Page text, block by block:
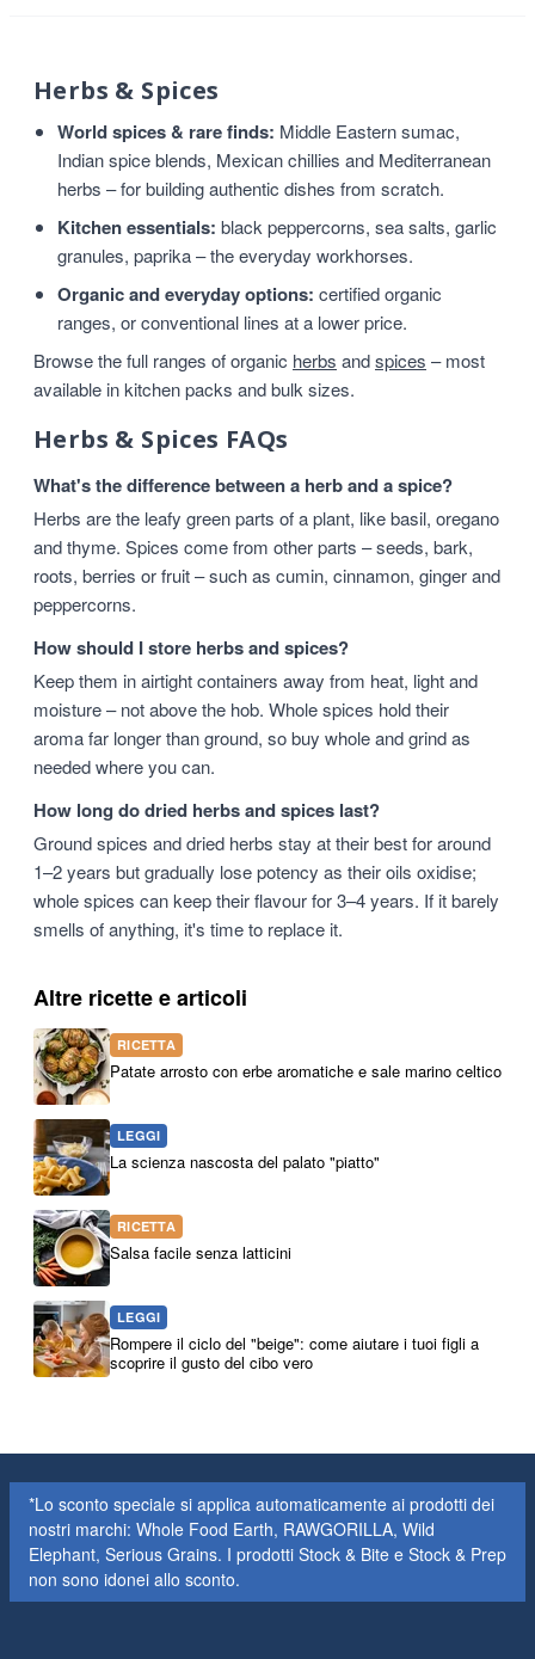
Herbs & Spices
World spices & rare finds: Middle Eastern sumac,
Indian spice blends, Mexican chillies and Mediterranean
herbs – for building authentic dishes from scratch.
Kitchen essentials: black peppercorns, sea salts, garlic
granules, paprika – the everyday workhorses.
Organic and everyday options: certified organic
ranges, or conventional lines at a lower price.
Browse the full ranges of organic herbs andspices – most
available in kitchen packs and bulk sizes.
Herbs & Spices FAQs
What's the difference between a herb and a spice?
Herbs are the leafy green parts of a plant, like basil, oregano
and thyme. Spices come from other parts – seeds, bark,
roots, berries or fruit – such as cumin, cinnamon, ginger and
peppercorns.
How should I store herbs and spices?
Keep them in airtight containers away from heat, light and
moisture – not above the hob. Whole spices hold their
aroma far longer than ground, so buy whole and grind as
needed where you can.
How long do dried herbs and spices last?
Ground spices and dried herbs stay at their best for around
1–2 years but gradually lose potency as their oils oxidise;
whole spices can keep their flavour for 3–4 years. If it barely
smells of anything, it's time to replace it.
Altre ricette e articoli
RICETTA
Patate arrosto con erbe aromatiche e sale marino celtico
LEGGI
La scienza nascosta del palato "piatto"
RICETTA
Salsa facile senza latticini
LEGGI
Rompere il ciclo del "beige": come aiutare i tuoi figli a
scoprire il gusto del cibo vero
*Lo sconto speciale si applica automaticamente ai prodotti dei
nostri marchi: Whole Food Earth, RAWGORILLA, Wild
Elephant, Serious Grains. I prodotti Stock & Bite e Stock & Prep
non sono idonei allo sconto.